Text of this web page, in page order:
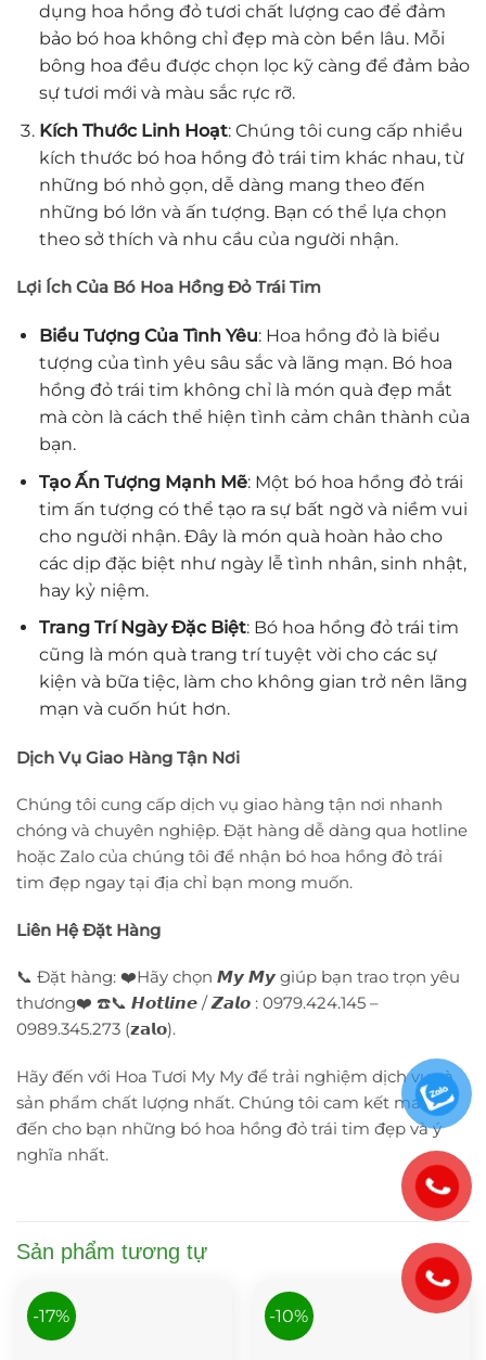
dụng hoa hồng đỏ tươi chất lượng cao để đảm
bảo bó hoa không chỉ đẹp mà còn bền lâu. Mỗi
bông hoa đều được chọn lọc kỹ càng để đảm bảo
sự tươi mới và màu sắc rực rỡ.
Kích Thước Linh Hoạt: Chúng tôi cung cấp nhiều
kích thước bó hoa hồng đỏ trái tim khác nhau, từ
những bó nhỏ gọn, dễ dàng mang theo đến
những bó lớn và ấn tượng. Bạn có thể lựa chọn
theo sở thích và nhu cầu của người nhận.
Lợi Ích Của Bó Hoa Hồng Đỏ Trái Tim
Biểu Tượng Của Tình Yêu: Hoa hồng đỏ là biểu
tượng của tình yêu sâu sắc và lãng mạn. Bó hoa
hồng đỏ trái tim không chỉ là món quà đẹp mắt
mà còn là cách thể hiện tình cảm chân thành của
bạn.
Tạo Ấn Tượng Mạnh Mẽ: Một bó hoa hồng đỏ trái
tim ấn tượng có thể tạo ra sự bất ngờ và niềm vui
cho người nhận. Đây là món quà hoàn hảo cho
các dịp đặc biệt như ngày lễ tình nhân, sinh nhật,
hay kỷ niệm.
Trang Trí Ngày Đặc Biệt: Bó hoa hồng đỏ trái tim
cũng là món quà trang trí tuyệt vời cho các sự
kiện và bữa tiệc, làm cho không gian trở nên lãng
mạn và cuốn hút hơn.
Dịch Vụ Giao Hàng Tận Nơi
Chúng tôi cung cấp dịch vụ giao hàng tận nơi nhanh
chóng và chuyên nghiệp. Đặt hàng dễ dàng qua hotline
hoặc Zalo của chúng tôi để nhận bó hoa hồng đỏ trái
tim đẹp ngay tại địa chỉ bạn mong muốn.
Liên Hệ Đặt Hàng
📞 Đặt hàng: ❤️Hãy chọn 𝙈𝙮 𝙈𝙮 giúp bạn trao trọn yêu
thương❤️ ☎️📞 𝙃𝙤𝙩𝙡𝙞𝙣𝙚 / 𝙕𝙖𝙡𝙤 : 0979.424.145 –
0989.345.273 (𝘇𝗮𝗹𝗼).
Hãy đến với Hoa Tươi My My để trải nghiệm dịch vụ và
sản phẩm chất lượng nhất. Chúng tôi cam kết mang
đến cho bạn những bó hoa hồng đỏ trái tim đẹp và ý
nghĩa nhất.
Sản phẩm tương tự
-17% -10%